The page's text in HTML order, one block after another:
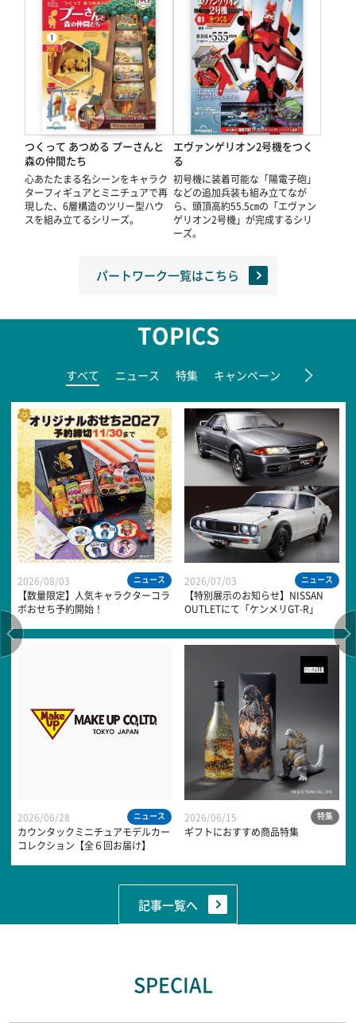
つくって あつめる プーさんと
森の仲間たち
心あたたまる名シーンをキャラク
ターフィギュアとミニチュアで再
現した、6層構造のツリー型ハウ
スを組み立てるシリーズ。
エヴァンゲリオン2号機をつく
る
初号機に装着可能な「陽電子砲」
などの追加兵装も組み立てなが
ら、頭頂高約55.5㎝の「エヴァン
ゲリオン2号機」が完成するシリ
ーズ。
パートワーク一覧はこちら
TOPICS
すべて ニュース 特集 キャンペーン 新商品
ニュース
2026/08/03
【数量限定】人気キャラクターコラ
ボおせち予約開始！
ニュース
2026/07/03
【特別展示のお知らせ】NISSAN
OUTLETにて「ケンメリGT-R」
「GT-R NISMO【R32型】」の1/8ス
ケールモデルを展示中 伝説の2車
種が目の前に！
ニュース
2026/06/28
カウンタックミニチュアモデルカー
コレクション【全６回お届け】
特集
2026/06/15
ギフトにおすすめ商品特集
記事一覧へ
SPECIAL